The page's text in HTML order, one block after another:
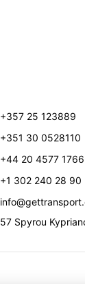
+357 25 123889
+351 30 0528110
+44 20 4577 1766
+1 302 240 28 90
57 Spyrou